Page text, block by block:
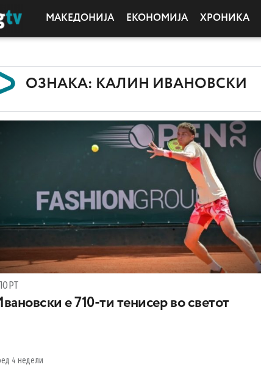
МАКЕДОНИЈА ЕКОНОМИЈА ХРОНИКА
ОЗНАКА: КАЛИН ИВАНОВСКИ
е 710-ти тенисер во светот
4 недели